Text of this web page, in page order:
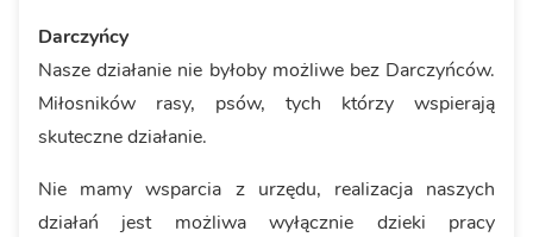
Darczyńcy
Nasze działanie nie byłoby możliwe bez Darczyńców.
Miłosników rasy, psów, tych którzy wspierają
skuteczne działanie.
Nie mamy wsparcia z urzędu, realizacja naszych
działań jest możliwa wyłącznie dzieki pracy